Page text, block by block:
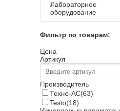
Лабораторное
оборудование
Фильтр по товарам:
Цена
Артикул
Производитель
Техно-АС(63)
Testo(18)